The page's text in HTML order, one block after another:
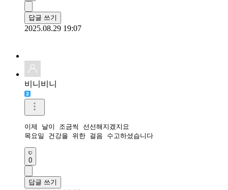
답글 쓰기
2025.08.29 19:07
비니비니
이제 날이 조금씩 선선해지겠지요
목요일 건강을 위한 걸음 수고하셨습니다
0
답글 쓰기